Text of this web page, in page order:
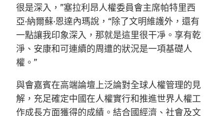
很是深入，”塞拉利昂人權委員會主席帕特里西
亞·納爾蘇·恩達內瑪說，“除了文明維護外，還有
一點讓我印象深入，那就是這里很干凈。享有乾
淨、安康和可連續的周遭的狀況是一項基礎人
權。”
與會嘉賓在高端論壇上泛論對全球人權管理的見
解，充足確定中國在人權實行和推進世界人權工
作成長方面獲得的成績。結合國經濟、社會及文